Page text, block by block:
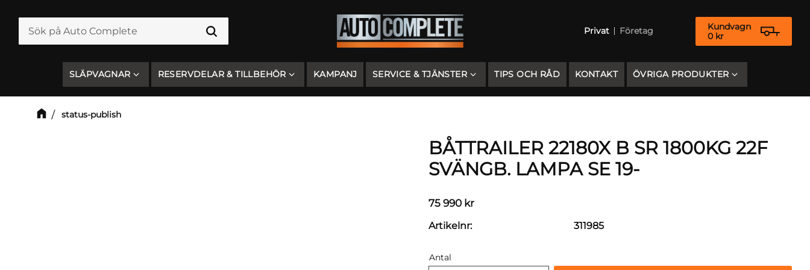
Privat Företag
Kundvagn
0 kr
SLÄPVAGNAR RESERVDELAR & TILLBEHÖR KAMPANJ SERVICE & TJÄNSTER TIPS OCH RÅD KONTAKT ÖVRIGA PRODUKTER
status-publish
BÅTTRAILER 22180X B SR 1800KG 22F
SVÄNGB. LAMPA SE 19-
75 990kr
Antal
Artikelnr 311985